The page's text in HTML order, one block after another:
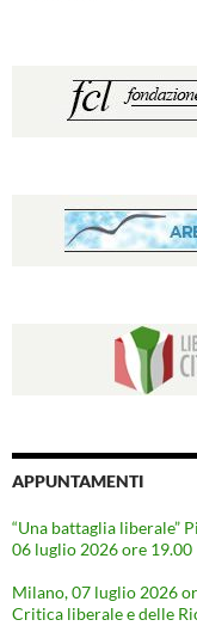
APPUNTAMENTI
“Una battaglia liberale”
06 luglio 2026 ore 19.00
Milano, 07 luglio 2026
Critica liberale e delle